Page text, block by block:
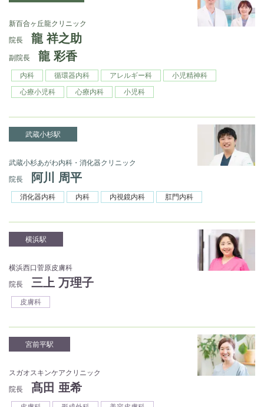
新百合ヶ丘龍クリニック
院長
龍 祥之助
副院長 龍 彩香
内科 循環器内科 アレルギー科
小児精神科
心療小児科
心療内科 小児科
武蔵小杉駅
武蔵小杉あがわ内科・消化器クリニック
院長
阿川 周平
消化器内科 内科 内視鏡内科 肛門内科
横浜駅
横浜西口菅原皮膚科
院長
三上 万理子
皮膚科
宮前平駅
スガオスキンケアクリニック
院長
髙田 亜希